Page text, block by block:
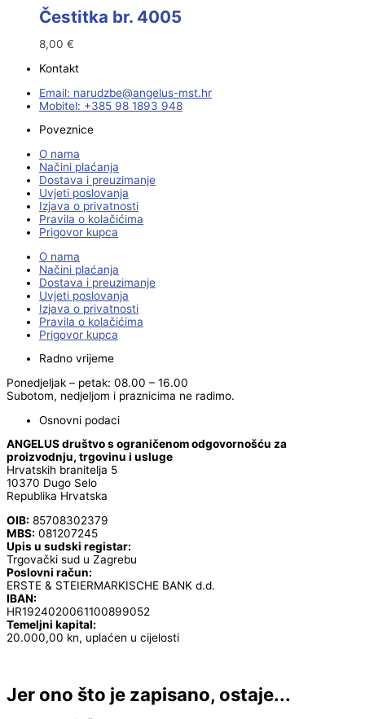
Čestitka br. 4005
8,00 €
Kontakt
Email:
rh.tsm-sulegna
@ebzduran
Mobitel: +385 98 1893 948
Poveznice
O nama
Načini plaćanja
Dostava i preuzimanje
Uvjeti poslovanja
Izjava o privatnosti
Pravila o kolačićima
Prigovor kupca
O nama
Načini plaćanja
Dostava i preuzimanje
Uvjeti poslovanja
Izjava o privatnosti
Pravila o kolačićima
Prigovor kupca
Radno vrijeme
Ponedjeljak – petak: 08.00 – 16.00
Subotom, nedjeljom i praznicima ne radimo.
Osnovni podaci
ANGELUS društvo s ograničenom odgovornošću za
proizvodnju, trgovinu i usluge
Hrvatskih branitelja 5
10370 Dugo Selo
Republika Hrvatska
OIB: 85708302379
MBS: 081207245
Upis u sudski registar:
Trgovački sud u Zagrebu
Poslovni račun:
ERSTE & STEIERMARKISCHE BANK d.d.
IBAN:
HR1924020061100899052
Temeljni kapital:
20.000,00 kn, uplaćen u cijelosti
Jer ono što je zapisano, ostaje...